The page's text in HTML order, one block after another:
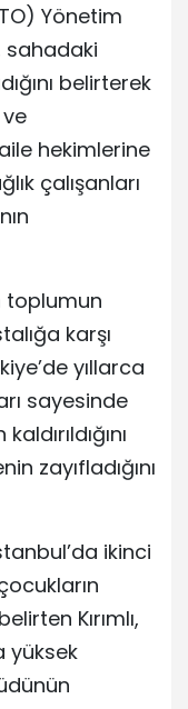
Yönetim
sahadaki
belirterek
hekimlerine
çalışanları
toplumun
karşı
yıllarca
sayesinde
zayıfladığını
ikinci
Kırımlı,
yüksek